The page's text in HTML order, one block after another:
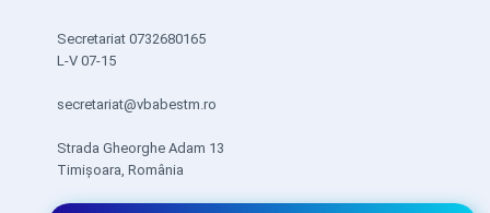
Secretariat 0732680165
L-V 07-15
secretariat@vbabestm.ro
Strada Gheorghe Adam 13
Timișoara, România